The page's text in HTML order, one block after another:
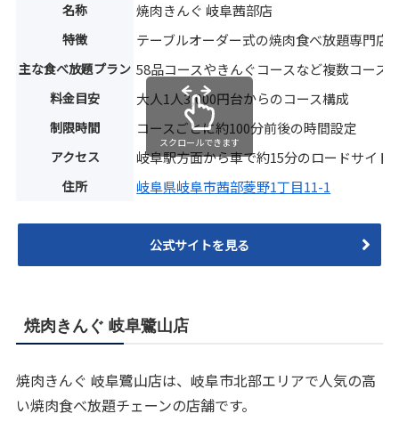
名称 焼肉きんぐ 岐阜茜部店
特徴 テーブルオーダー式の焼肉食べ放題専門店
主な食べ放題プラン 58品コースやきんぐコースなど複数コース
料金目安 大人1人3,000円台からのコース構成
制限時間 コースごとに約100分前後の時間設定
アクセス 岐阜駅方面から車で約15分のロードサイド
住所 岐阜県岐阜市茜部菱野1丁目11-1
スクロールできます
公式サイトを見る
焼肉きんぐ 岐阜鷺山店
焼肉きんぐ 岐阜鷺山店は、岐阜市北部エリアで人気の高
い焼肉食べ放題チェーンの店舗です。